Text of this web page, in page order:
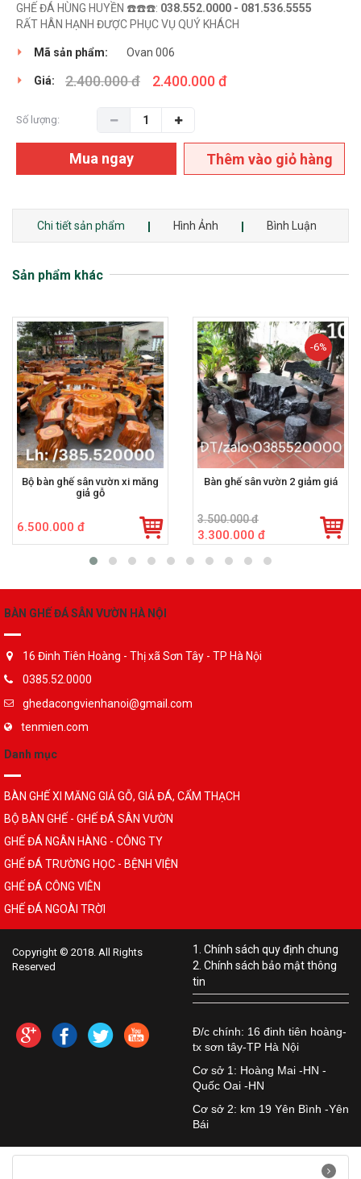
GHẾ ĐÁ HÙNG HUYỀN ☎️☎️☎️: 038.552.0000 - 081.536.5555
RẤT HÂN HẠNH ĐƯỢC PHỤC VỤ QUÝ KHÁCH
Mã sản phẩm: Ovan 006
Giá: 2.400.000 đ 2.400.000 đ
Số lượng:
Mua ngay Thêm vào giỏ hàng
Chi tiết sản phẩm Hình Ảnh Bình Luận
Sản phẩm khác
Bộ bàn ghế sân vườn xi măng
giả gỗ
6.500.000 đ
-6%
Bàn ghế sân vườn 2 giảm giá
3.500.000 đ
3.300.000 đ
BÀN GHẾ ĐÁ SÂN VƯỜN HÀ NỘI
16 Đinh Tiên Hoàng - Thị xã Sơn Tây - TP Hà Nội
0385.52.0000
ghedacongvienhanoi@gmail.com
tenmien.com
Danh mục
BÀN GHẾ XI MĂNG GIẢ GỖ, GIẢ ĐÁ, CẨM THẠCH
BỘ BÀN GHẾ - GHẾ ĐÁ SÂN VƯỜN
GHẾ ĐÁ NGÂN HÀNG - CÔNG TY
GHẾ ĐÁ TRƯỜNG HỌC - BỆNH VIỆN
GHẾ ĐÁ CÔNG VIÊN
GHẾ ĐÁ NGOÀI TRỜI
Copyright © 2018. All Rights
Reserved
1. Chính sách quy định chung
2. Chính sách bảo mật thông
tin
Đ/c chính: 16 đinh tiên hoàng-
tx sơn tây-TP Hà Nội
Cơ sở 1: Hoàng Mai -HN -
Quốc Oai -HN
Cơ sở 2: km 19 Yên Bình -Yên
Bái